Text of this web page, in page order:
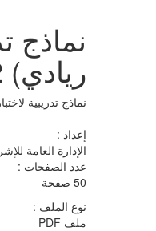
نماذج
ريادي) 2022
نماذج تدريبية
إعداد :
الإدارة العامة
عدد الصفحات :
50 صفحة
نوع الملف :
ملف PDF